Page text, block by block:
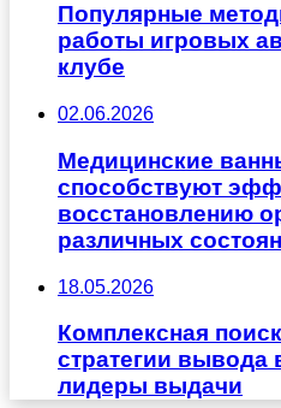
Популярные
работы игровых
клубе
02.06.2026
Медицинские
способствуют
восстановлению
различных
18.05.2026
Комплексная
стратегии вывода
лидеры выдачи